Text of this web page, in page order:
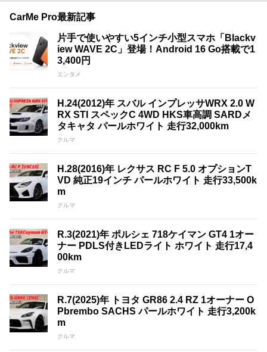
CarMe Pro最新記事
片手で使いやすい5インチ小型スマホ「Blackv
iew WAVE 2C」登場！Android 16 Go搭載で1
3,400円
エンタメ
H.24(2012)年 スバル インプレッサWRX 2.0 W
RX STI スペックC 4WD HKS車高調 SARDメ
タキャタ パールホワイト 走行32,000km
クルマ
H.28(2016)年 レクサス RC F 5.0 オプションT
VD 純正19インチ パールホワイト 走行33,500k
m
クルマ
R.3(2021)年 ポルシェ 718ケイマン GT4 1オー
ナー PDLS付きLEDライト ホワイト 走行17,4
00km
クルマ
R.7(2025)年 トヨタ GR86 2.4 RZ 1オーナー O
Pbrembo SACHS パールホワイト 走行3,200k
m
クルマ